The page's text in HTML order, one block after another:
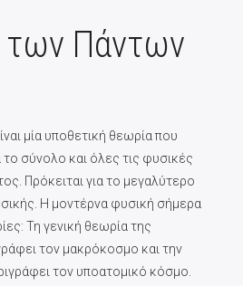
Πάντων
μία υποθετική θεωρία που
σύνολο και όλες τις φυσικές
Πρόκειται για το μεγαλύτερο
Η μοντέρνα φυσική σήμερα
Τη γενική θεωρία της
τον μακρόκοσμο και την
τον υποατομικό κόσμο.